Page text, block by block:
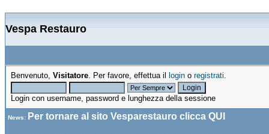
Vespa Restauro
Benvenuto, Visitatore. Per favore, effettua il login o registrati.
Login con username, password e lunghezza della sessione
News: Per tornare al sito Vesparestauro clicca QUI